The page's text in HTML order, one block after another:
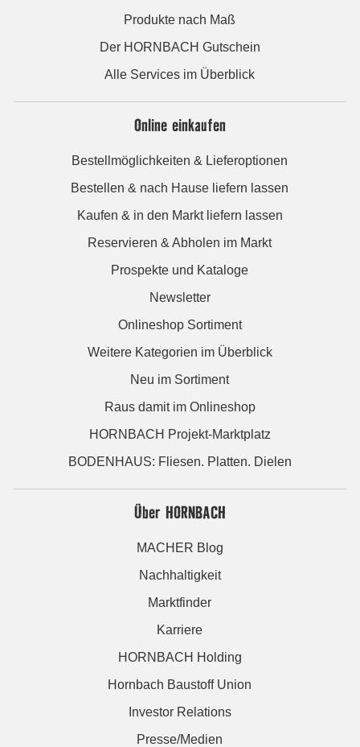
Produkte nach Maß
Der HORNBACH Gutschein
Alle Services im Überblick
Online einkaufen
Bestellmöglichkeiten & Lieferoptionen
Bestellen & nach Hause liefern lassen
Kaufen & in den Markt liefern lassen
Reservieren & Abholen im Markt
Prospekte und Kataloge
Newsletter
Onlineshop Sortiment
Weitere Kategorien im Überblick
Neu im Sortiment
Raus damit im Onlineshop
HORNBACH Projekt-Marktplatz
BODENHAUS: Fliesen. Platten. Dielen
Über HORNBACH
MACHER Blog
Nachhaltigkeit
Marktfinder
Karriere
HORNBACH Holding
Hornbach Baustoff Union
Investor Relations
Presse/Medien